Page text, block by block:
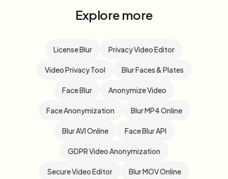
Explore more
License Blur Privacy Video Editor
Video Privacy Tool Blur Faces & Plates
Face Blur Anonymize Video
Face Anonymization Blur MP4 Online
Blur AVI Online Face Blur API
GDPR Video Anonymization
Secure Video Editor Blur MOV Online